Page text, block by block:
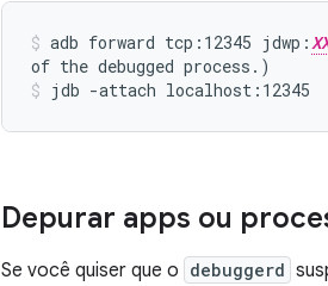
adb forward tcp:12345 jdwp:
of the debugged process.)
jdb -attach localhost:12345
Depurar apps ou
Se você quiser que o debuggerd